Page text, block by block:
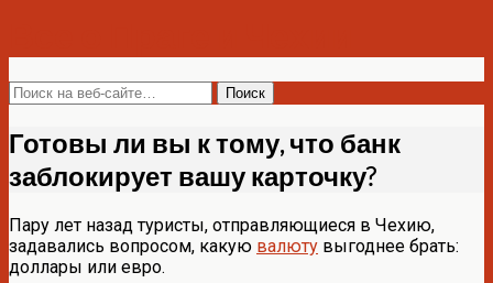
Готовы ли вы к тому, что банк
заблокирует вашу карточку?
Пару лет назад туристы, отправляющиеся в Чехию,
задавались вопросом, какую валюту выгоднее брать:
доллары или евро.